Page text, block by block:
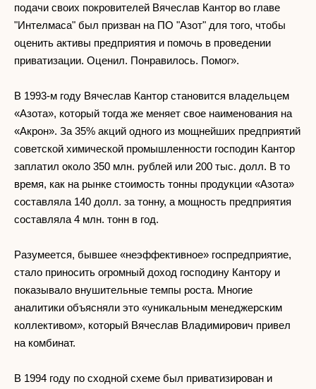
подачи своих покровителей Вячеслав Кантор во главе
"Интелмаса" был призван на ПО "Азот" для того, чтобы
оценить активы предприятия и помочь в проведении
приватизации. Оценил. Понравилось. Помог».
В 1993-м году Вячеслав Кантор становится владельцем
«Азота», который тогда же меняет свое наименования на
«Акрон». За 35% акций одного из мощнейших предприятий
советской химической промышленности господин Кантор
заплатил около 350 млн. рублей или 200 тыс. долл. В то
время, как на рынке стоимость тонны продукции «Азота»
составляла 140 долл. за тонну, а мощность предприятия
составляла 4 млн. тонн в год.
Разумеется, бывшее «неэффективное» госпредприятие,
стало приносить огромный доход господину Кантору и
показывало внушительные темпы роста. Многие
аналитики объясняли это «уникальным менеджерским
коллективом», который Вячеслав Владимирович привел
на комбинат.
В 1994 году по сходной схеме был приватизирован и